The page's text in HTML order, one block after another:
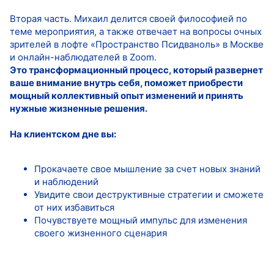
Вторая часть. Михаил делится своей философией по
теме мероприятия, а также отвечает на вопросы очных
зрителей в лофте «Пространство Псидваноль» в Москве
и онлайн-наблюдателей в Zoom.
Это трансформационный процесс, который развернет
ваше внимание внутрь себя, поможет приобрести
мощный коллективный опыт изменений и принять
нужные жизненные решения.
На клиентском дне вы:
Прокачаете свое мышление за счет новых знаний
и наблюдений
Увидите свои деструктивные стратегии и сможете
от них избавиться
Почувствуете мощный импульс для изменения
своего жизненного сценария